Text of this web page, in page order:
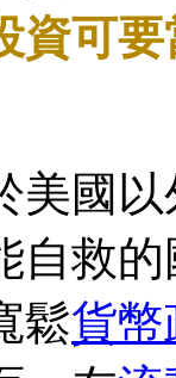
資可要
美國
自救
鬆貨幣